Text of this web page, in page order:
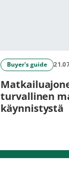
Buyer's guide
turvallinen
käynnistystä